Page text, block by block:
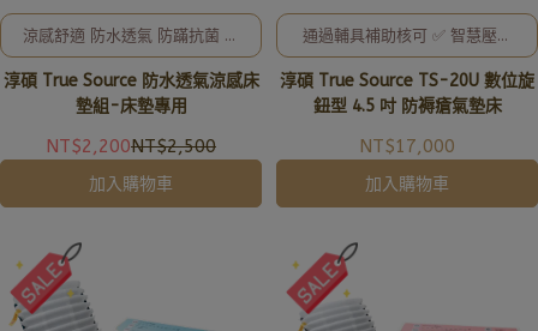
涼感舒適 防水透氣 防蹣抗菌 環
保無毒
淳碩 True Source 防水透氣涼感床
墊組-床墊專用
NT$2,200NT$2,500
加入購物車
通過輔具補助核可 ✅ 智慧壓力
偵測 ✨ 溫和交替氣流，防褥瘡
更安心
淳碩 True Source TS-20U 數位旋
鈕型 4.5 吋 防褥瘡氣墊床
NT$17,000
加入購物車